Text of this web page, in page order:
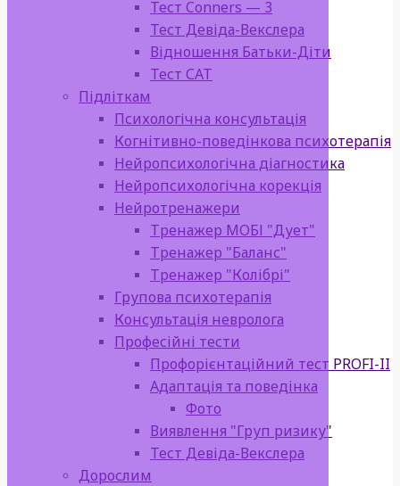
Тест Conners — 3
Тест Девіда-Векслера
Відношення Батьки-Діти
Тест САТ
Підліткам
Психологічна консультація
Когнітивно-поведінкова психотерапія
Нейропсихологічна діагностика
Нейропсихологічна корекція
Нейротренажери
Тренажер МОБІ "Дует"
Тренажер "Баланс"
Тренажер "Колібрі"
Групова психотерапія
Консультація невролога
Професійні тести
Профорієнтаційний тест PROFI-II
Адаптація та поведінка
Фото
Виявлення "Груп ризику"
Тест Девіда-Векслера
Дорослим